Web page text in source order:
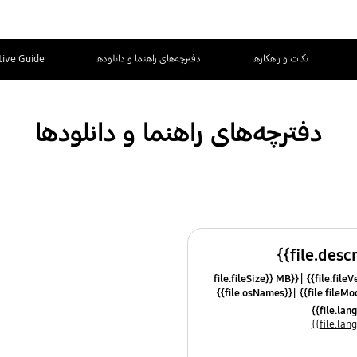
نکات و راهکارها دفترچه‌های راهنما و دانلودها Guide
دفترچه‌های راهنما و دانلودها
{{file.fileSize}} MB
{{file.osNames}}